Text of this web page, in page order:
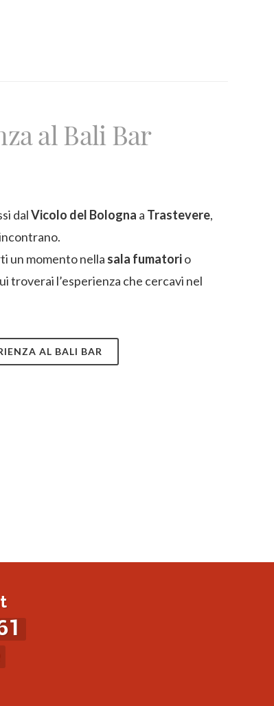
al Bali Bar
dalVicolo del Bologna a Trastevere,
un momento nella sala fumatorio
troverai l’esperienza che cercavi nel
AL BALI BAR